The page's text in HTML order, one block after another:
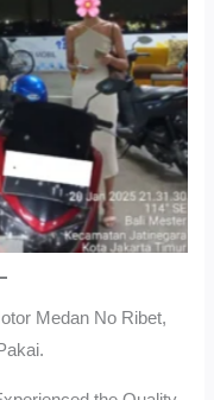
Parkir P6ASewa
Medan Sunggal No
Proses Kilat, Siap
Pakai.
Medan No Ribet,